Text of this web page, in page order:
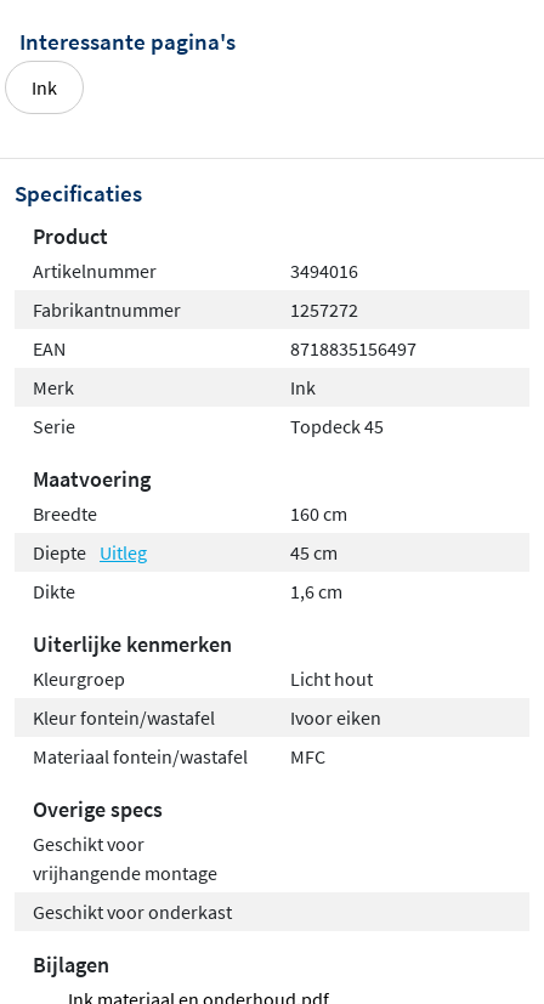
combineren met diverse opbouwkommen uit het Ink
assortiment. U stelt
wastafelcombinatie samen. De hoogwaardige afwerking
prefereert.
Interessante pagina's
Ink
Specificaties
Product
Artikelnummer
3494016
Fabrikantnummer
1257272
EAN
8718835156497
Merk
Ink
Serie
Topdeck 45
Maatvoering
Breedte
160 cm
Diepte Uitleg
45 cm
Dikte
1,6 cm
Uiterlijke kenmerken
Kleurgroep
Licht hout
Kleur fontein/wastafel
Ivoor eiken
Materiaal fontein/wastafel
MFC
Overige specs
Geschikt voor
vrijhangende montage
Geschikt voor onderkast
Bijlagen